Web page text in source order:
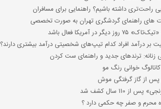
راحت‌تری داشته باشیم؟ راهنمایی برای مسافران
های راهنمای گردشگری تهران به صورت تخصصی
در آمریکا فعال باشد
بر درآمد افراد کدام تیپ‌های شخصیتی درآمد بیشتری دارند؟
ترندهای جدید و راهنمای ست کردن
خوانی رنگ مو
پس از گاز گرفتگی موش
از 110 سال کشف شد
محرم و صفر چه حکمی دارد ؟